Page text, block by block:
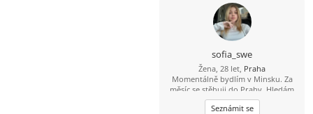
sofia_swe
Žena, 28 let, Praha
Momentálně bydlím v Minsku. Za
měsíc se stěhuji do Prahy. Hledám
muže z Prahy)
Seznámit se